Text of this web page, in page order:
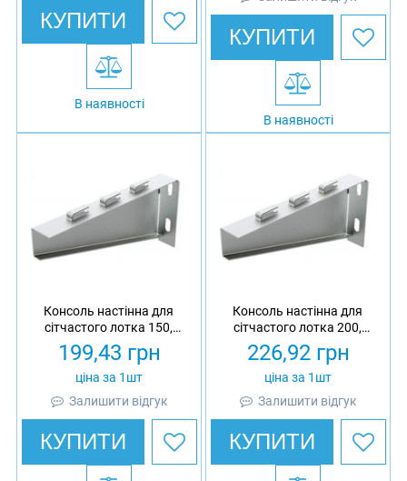
КУПИТИ
В наявності
КУПИТИ
В наявності
Консоль настінна для
сітчастого лотка 150,
товщина 1.5 мм,
оцинкована, Ardic
199,43 грн
ціна за 1шт
Залишити відгук
КУПИТИ
Консоль настінна для
сітчастого лотка 200,
товщина 1.5 мм,
оцинкована, Ardic
226,92грн
ціна за 1шт
Залишити відгук
КУПИТИ